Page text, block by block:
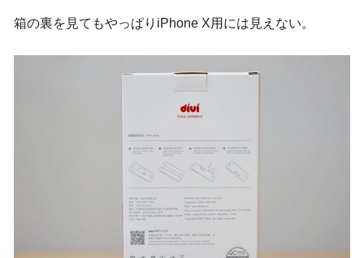
箱の裏を見てもやっぱりiPhone X用には見えない。